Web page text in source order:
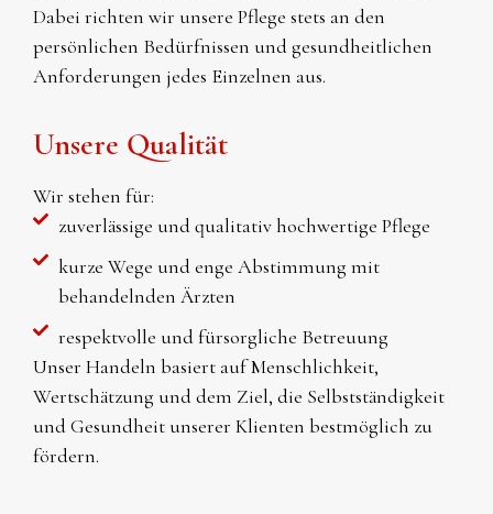
Dabei richten wir unsere Pflege stets an den
persönlichen Bedürfnissen und gesundheitlichen
Anforderungen jedes Einzelnen aus.
Unsere Qualität
Wir stehen für:
zuverlässige und qualitativ hochwertige Pflege
kurze Wege und enge Abstimmung mit
behandelnden Ärzten
respektvolle und fürsorgliche Betreuung
Unser Handeln basiert auf Menschlichkeit,
Wertschätzung und dem Ziel, die Selbstständigkeit
und Gesundheit unserer Klienten bestmöglich zu
fördern.